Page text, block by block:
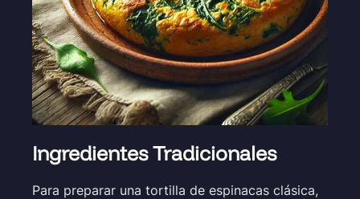
Ingredientes Tradicionales
Para preparar una tortilla de espinacas clásica,